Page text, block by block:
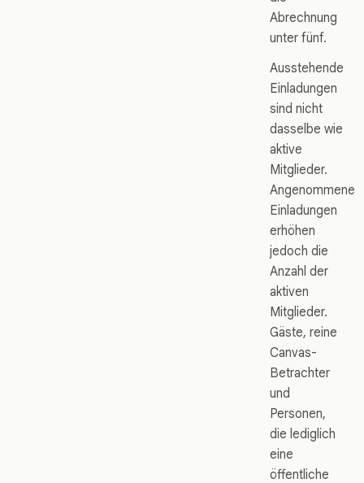
Abrechnung
unter fünf.
Ausstehende
Einladungen
sind nicht
dasselbe wie
aktive
Mitglieder.
Angenommene
Einladungen
erhöhen
jedoch die
Anzahl der
aktiven
Mitglieder.
Gäste, reine
Canvas-
Betrachter
und
Personen,
die lediglich
eine
öffentliche